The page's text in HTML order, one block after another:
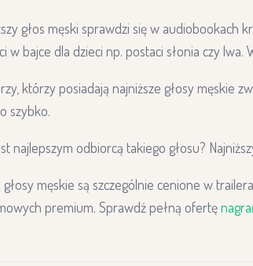
głos męski sprawdzi się w audiobookach
w bajce dla dzieci np. postaci słonia czy
którzy posiadają najniższe głosy męskie
szybko.
najlepszym odbiorcą takiego głosu?
głosy męskie są szczególnie cenione w
premium. Sprawdź pełną ofertę